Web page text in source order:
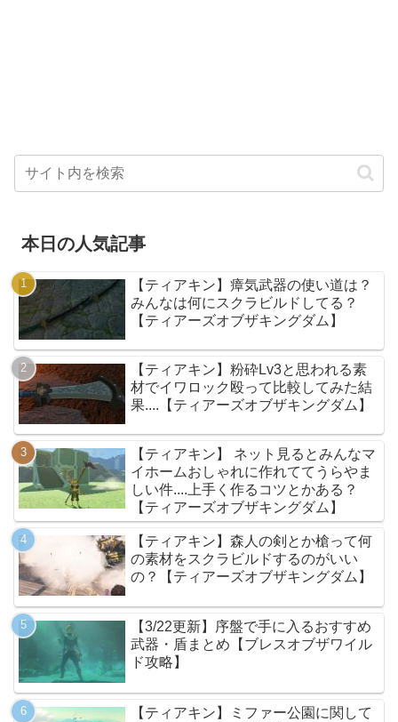
本日の人気記事
【ティアキン】瘴気武器の使い道は？
みんなは何にスクラビルドしてる？
【ティアーズオブザキングダム】
【ティアキン】粉砕Lv3と思われる素
材でイワロック殴って比較してみた結
果....【ティアーズオブザキングダム】
【ティアキン】 ネット見るとみんなマ
イホームおしゃれに作れててうらやま
しい件....上手く作るコツとかある？
【ティアーズオブザキングダム】
【ティアキン】森人の剣とか槍って何
の素材をスクラビルドするのがいい
の？【ティアーズオブザキングダム】
【3/22更新】序盤で手に入るおすすめ
武器・盾まとめ【ブレスオブザワイル
ド攻略】
【ティアキン】ミファー公園に関して